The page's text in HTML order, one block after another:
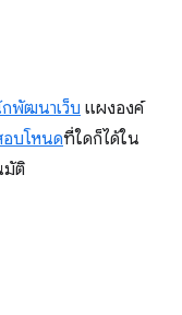
พัฒนาเว็บ แผงองค์
อบโหนดที่ใดก็ได้ใน
มัติ